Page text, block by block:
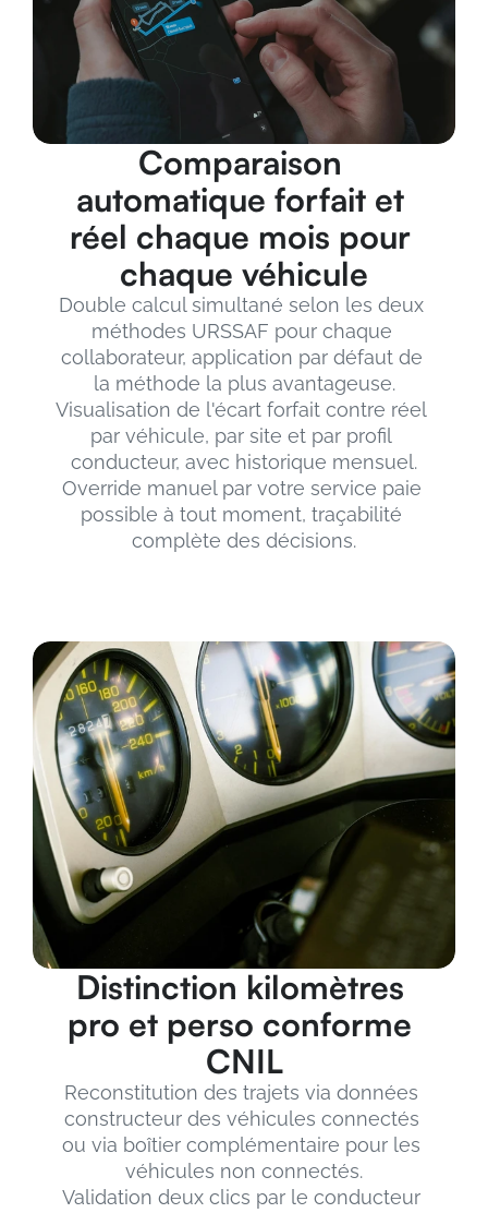
Comparaison
automatique forfait et
réel chaque mois pour
chaque véhicule
Double calcul simultané selon les deux
méthodes URSSAF pour chaque
collaborateur, application par défaut de
la méthode la plus avantageuse.
Visualisation de l'écart forfait contre réel
par véhicule, par site et par profil
conducteur, avec historique mensuel.
Override manuel par votre service paie
possible à tout moment, traçabilité
complète des décisions.
Distinction kilomètres
pro et perso conforme
CNIL
Reconstitution des trajets via données
constructeur des véhicules connectés
ou via boîtier complémentaire pour les
véhicules non connectés.
Validation deux clics par le conducteur